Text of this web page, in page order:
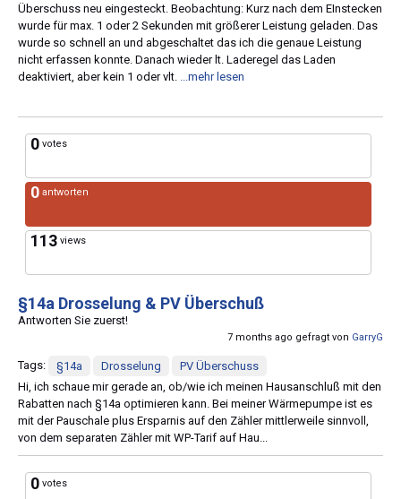
Überschuss neu eingesteckt. Beobachtung: Kurz nach dem EInstecken
wurde für max. 1 oder 2 Sekunden mit größerer Leistung geladen. Das
wurde so schnell an und abgeschaltet das ich die genaue Leistung
nicht erfassen konnte. Danach wieder lt. Laderegel das Laden
deaktiviert, aber kein 1 oder vlt. ...mehr lesen
0 votes
0 antworten
113 views
§14a Drosselung & PV Überschuß
Antworten Sie zuerst!
7 months ago gefragt von GarryG
Tags: §14a Drosselung
PV Überschuss
Hi, ich schaue mir gerade an, ob/wie ich meinen Hausanschluß mit den
Rabatten nach §14a optimieren kann. Bei meiner Wärmepumpe ist es
mit der Pauschale plus Ersparnis auf den Zähler mittlerweile sinnvoll,
von dem separaten Zähler mit WP-Tarif auf Hau...
0 votes